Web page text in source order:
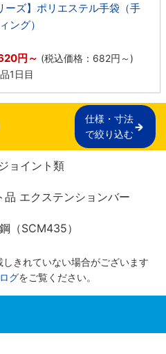
ーズ】ポリエステル手袋（手
ング）
円 ～ (税込価格： 682円 ～)
1日目
仕様・寸法
で絞り込む
ョイント類
品 エクステンションバー
（SCM435）
きれていない場合がございます
グをご覧ください。